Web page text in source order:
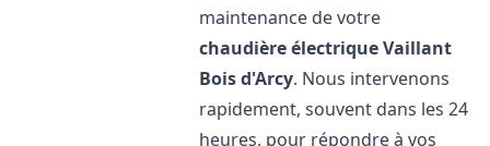
maintenance de votre
chaudière électrique Vaillant
Bois d'Arcy. Nous intervenons
rapidement, souvent dans les 24
heures, pour répondre à vos